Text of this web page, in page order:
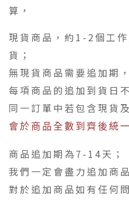
算，
現貨商品，約1-2個工
貨；
無現貨商品需要追加期，
每項商品的追加到貨日
同一訂單中若包含現貨
會於商品全數到齊後統
商品追加期為7-14天；
我們一定會盡力追加商
對於追加商品如有任何